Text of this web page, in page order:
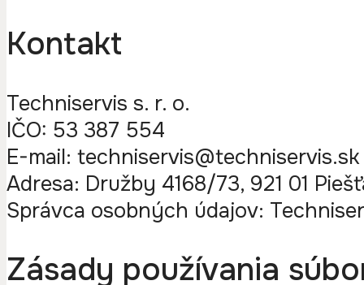
Kontakt
Techniservis s. r. o.
IČO: 53 387 554
E-mail: techniservis@techniservis.sk
Adresa: Družby 4168/73, 921 01
Správca osobných údajov:
Zásady používania